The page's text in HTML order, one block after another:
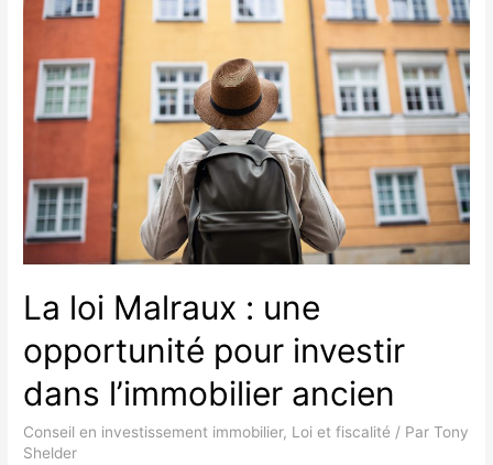
Historiques
tant
que
dispositif
défiscalisation
immobilière
La loi Malraux : une
opportunité pour investir
dans l’immobilier ancien
Conseil en investissement immobilier, Loi et fiscalité / ParTony
Shelder